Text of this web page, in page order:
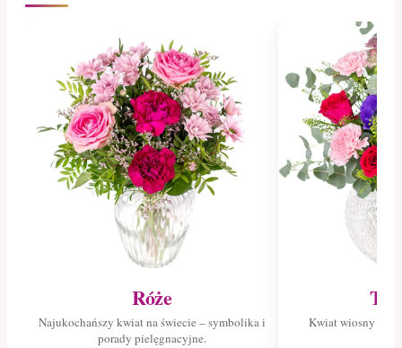
Róże
Najukochańszy kwiat na świecie – symbolika i
porady pielęgnacyjne.
Kwiat wiosny –